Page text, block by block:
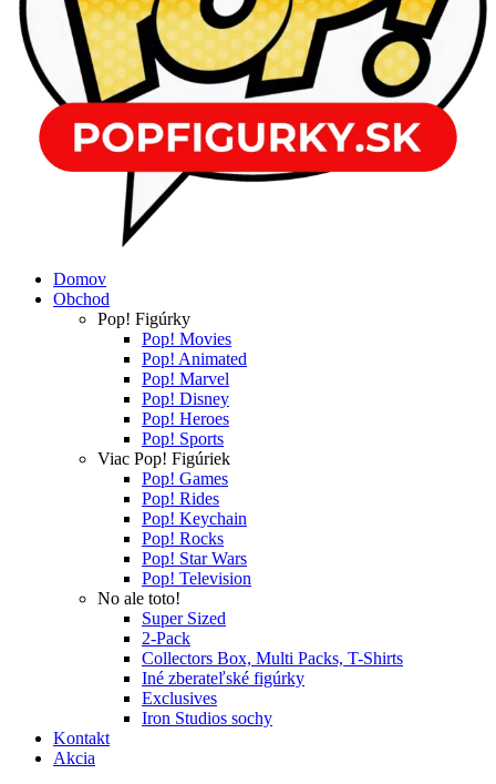
Domov
Obchod
Pop! Figúrky
Pop! Movies
Pop! Animated
Pop! Marvel
Pop! Disney
Pop! Heroes
Pop! Sports
Viac Pop! Figúriek
Pop! Games
Pop! Rides
Pop! Keychain
Pop! Rocks
Pop! Star Wars
Pop! Television
No ale toto!
Super Sized
2-Pack
Collectors Box, Multi Packs, T-Shirts
Iné zberateľské figúrky
Exclusives
Iron Studios sochy
Kontakt
Akcia